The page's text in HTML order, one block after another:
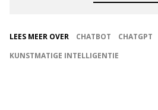
LEES MEER OVER CHATBOT
CHATGPT
KUNSTMATIGE INTELLIGENTIE